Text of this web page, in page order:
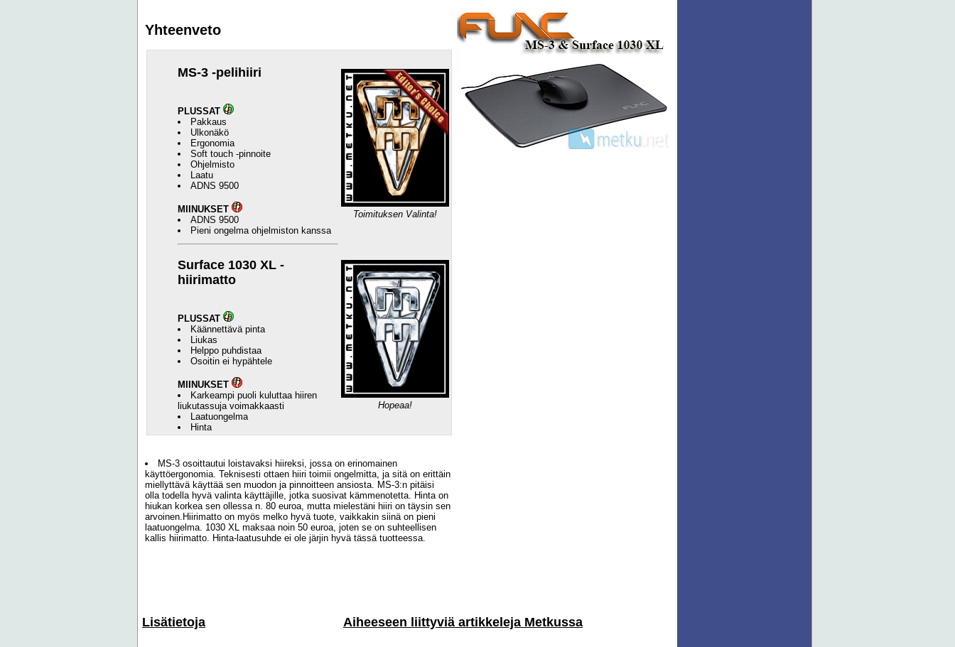
Yhteenveto
MS-3 -pelihiiri
PLUSSAT
Pakkaus
Ulkonäkö
Ergonomia
Soft touch -pinnoite
Ohjelmisto
Laatu
ADNS 9500
MIINUKSET
ADNS 9500
Pieni ongelma ohjelmiston kanssa
Toimituksen Valinta!
Surface 1030 XL -
hiirimatto
PLUSSAT
Käännettävä pinta
Liukas
Helppo puhdistaa
Osoitin ei hypähtele
MIINUKSET
Karkeampi puoli kuluttaa hiiren
liukutassuja voimakkaasti
Laatuongelma
Hinta
Hopeaa!
MS-3 osoittautui loistavaksi hiireksi, jossa on erinomainen
käyttöergonomia. Teknisesti ottaen hiiri toimii ongelmitta, ja sitä on erittäin
miellyttävä käyttää sen muodon ja pinnoitteen ansiosta. MS-3:n pitäisi
olla todella hyvä valinta käyttäjille, jotka suosivat kämmenotetta. Hinta on
hiukan korkea sen ollessa n. 80 euroa, mutta mielestäni hiiri on täysin sen
arvoinen.Hiirimatto on myös melko hyvä tuote, vaikkakin siinä on pieni
laatuongelma. 1030 XL maksaa noin 50 euroa, joten se on suhteellisen
kallis hiirimatto. Hinta-laatusuhde ei ole järjin hyvä tässä tuotteessa.
Lisätietoja Aiheeseen liittyviä artikkeleja Metkussa